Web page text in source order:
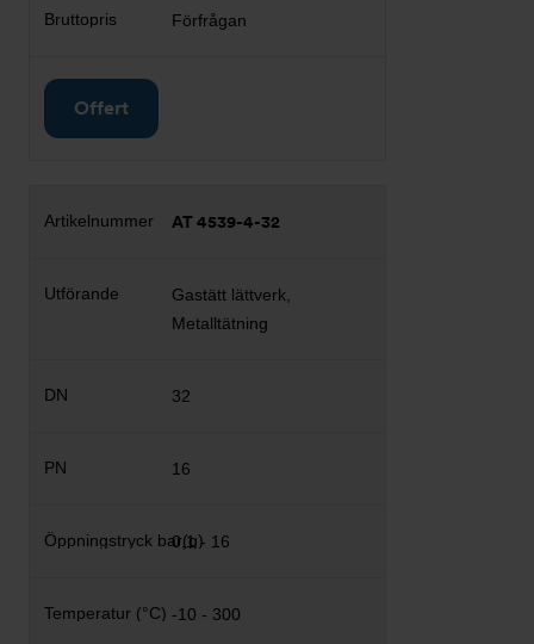
Förfrågan
Offert
AT 4539-4-32
Gastätt lättverk,
Metalltätning
32
16
0,1 - 16
-10 - 300